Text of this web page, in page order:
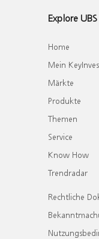
Explore
Home
Mein
Märkte
Produkte
Themen
Service
Know How
Trendradar
Rechtliche